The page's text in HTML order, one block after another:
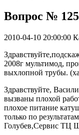
Вопрос №
2010-04-10 20:00:00
2008г мультимод,
выхлопной трубы.
Здравствуйте,
вызваны плохой
плохое питание
только по
Голубев,Сервис ТЦ